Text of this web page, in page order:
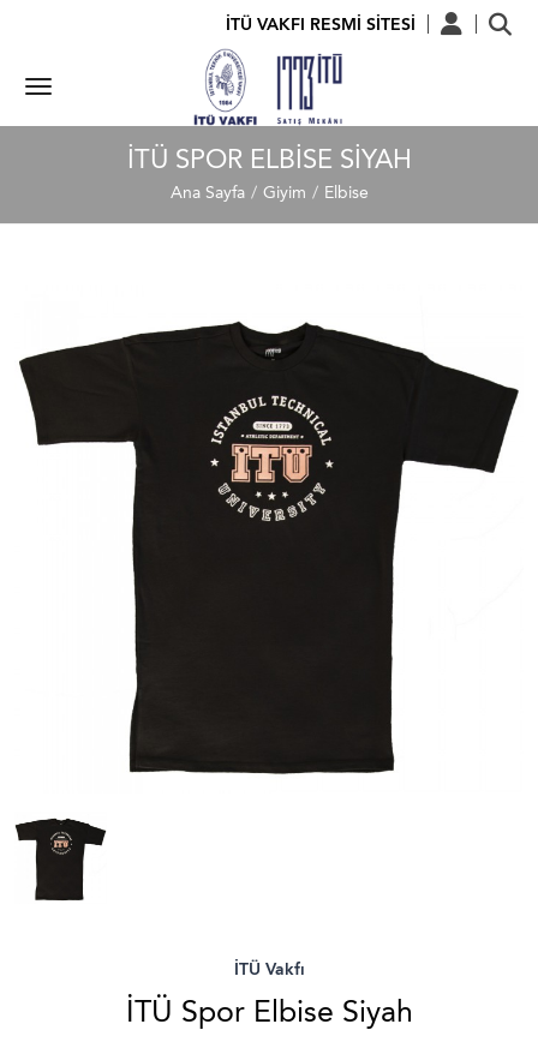
İTÜ VAKFI RESMİ SİTESİ
İTÜ SPOR ELBISE SIYAH
Ana Sayfa Giyim Elbise
İTÜ Vakfı
İTÜ Spor Elbise Siyah